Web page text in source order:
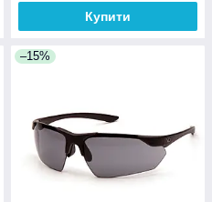
Купити
–15%